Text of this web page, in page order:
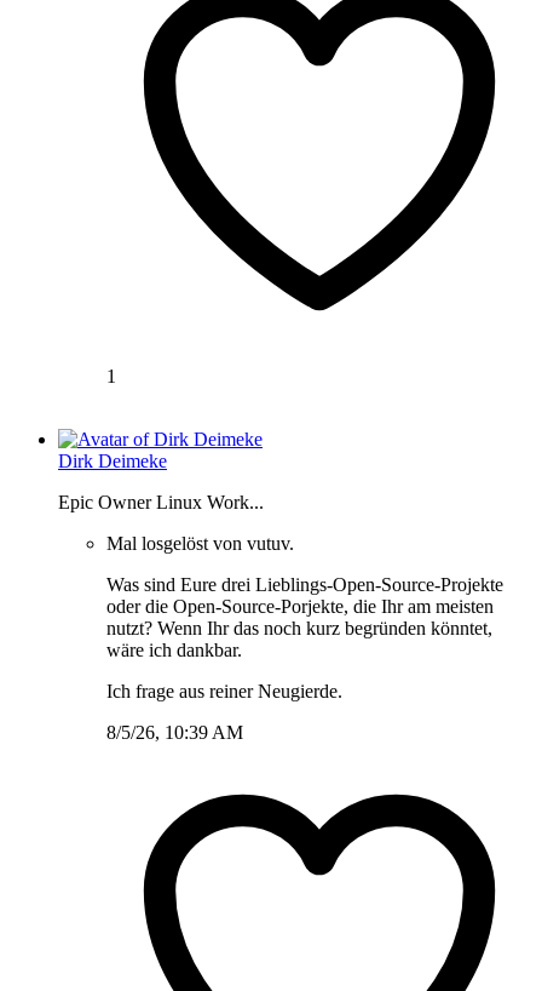
1
Dirk Deimeke
Epic Owner Linux Work...
Mal losgelöst von vutuv.
Was sind Eure drei Lieblings-Open-Source-Projekte
oder die Open-Source-Porjekte, die Ihr am meisten
nutzt? Wenn Ihr das noch kurz begründen könntet,
wäre ich dankbar.
Ich frage aus reiner Neugierde.
8/5/26, 10:39 AM